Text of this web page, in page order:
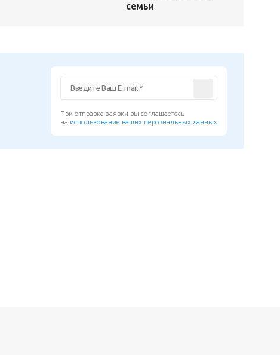
семьи
При отправке заявки вы соглашаетесь
на использование ваших персональных данных